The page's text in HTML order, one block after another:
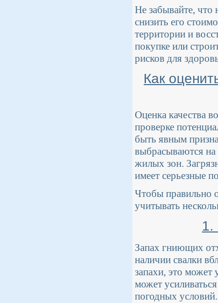
Не забывайте, что
снизить его
территории и
покупке или
рисков для
Как
Оценка качества
проверке
быть явным
выбрасываются на
жилых зон.
имеет серьезные
Чтобы правильно
учитывать
1.
Запах гниющих
наличии свалки
запахи, это может
может
погодных условий.